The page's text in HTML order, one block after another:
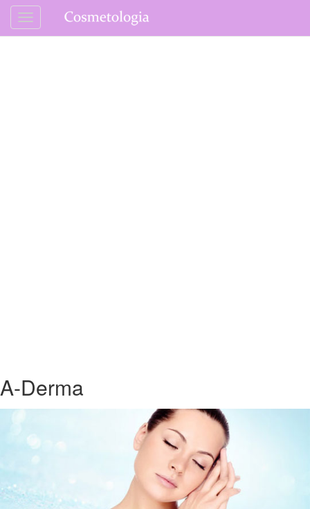
A-Derma